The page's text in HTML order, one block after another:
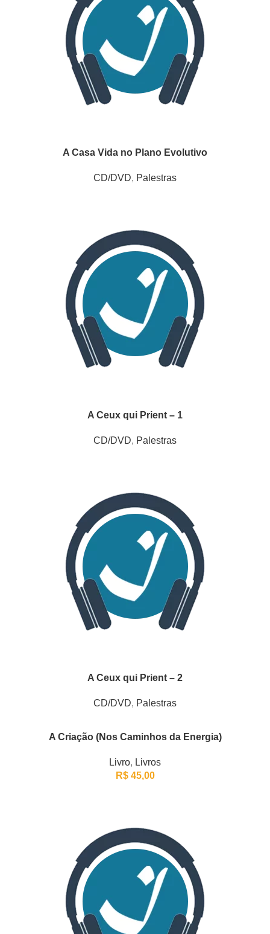
A Casa Vida no Plano Evolutivo
CD/DVD, Palestras
A Ceux qui Prient – 1
CD/DVD, Palestras
A Ceux qui Prient – 2
CD/DVD, Palestras
A Criação (Nos Caminhos da Energia)
Livro, Livros
R$45,00